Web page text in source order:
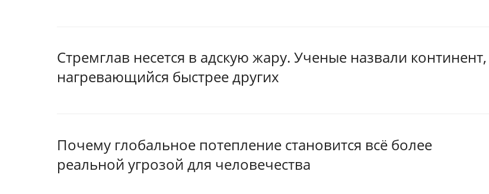
Стремглав несется в адскую жару. Ученые назвали континент,
нагревающийся быстрее других
Почему глобальное потепление становится всё более
реальной угрозой для человечества